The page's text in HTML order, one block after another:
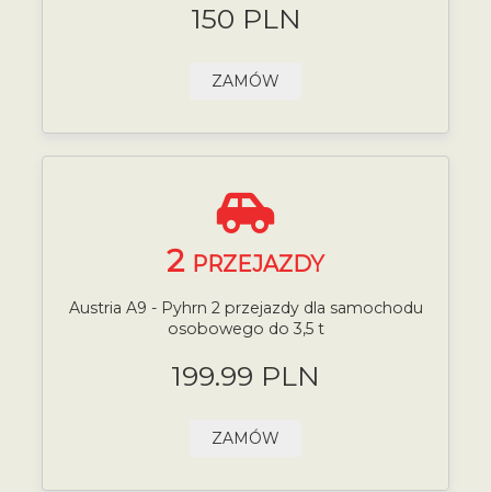
150 PLN
ZAMÓW
2 PRZEJAZDY
Austria A9 - Pyhrn 2 przejazdy dla samochodu
osobowego do 3,5 t
199.99 PLN
ZAMÓW